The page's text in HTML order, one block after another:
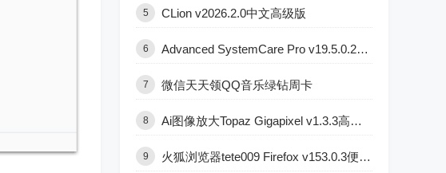
5 CLion v2026.2.0中文高级版
6 Advanced SystemCare Pro v19.5.0.227版
7 微信天天领QQ音乐绿钻周卡
8 Ai图像放大Topaz Gigapixel v1.3.3高级版
9 火狐浏览器tete009 Firefox v153.0.3便携版